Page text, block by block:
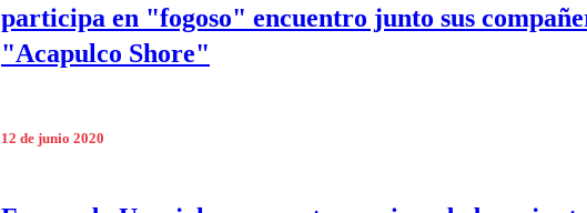
participa en "fogoso" encuentro junto sus
"Acapulco Shore"
12 de junio 2020